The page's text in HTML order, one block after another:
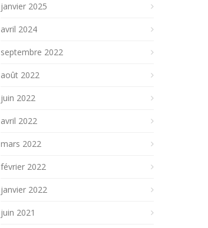
janvier 2025
avril 2024
septembre 2022
août 2022
juin 2022
avril 2022
mars 2022
février 2022
janvier 2022
juin 2021